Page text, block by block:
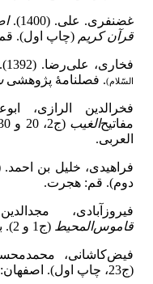
غضنفری. علی. (1400).
قرآن کریم (چاپ اول).
فخاری، علی‌رضا. (1392). روش‌شناسی تفسیری امام رضا
السّلام). فصلنامهٔ پژوهشی
مفاتیح‌الغیب
العربی.
فراهیدی، خلیل‌ بن ‌احمد.
دوم). قم: هجرت.
فیروزآبادی،
قاموسالمحیط (ج1 و 2). بیروت: موسسة الرسالة.
فیض‌کاشانی، محمدمحسن
(ج23، چاپ اول). اصفهان: کتابخانۀ امام امیرالمؤمنین